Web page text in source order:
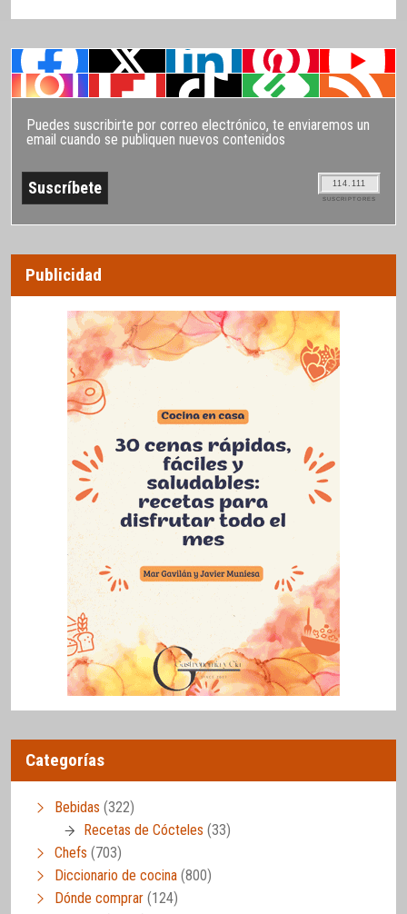
Puedes suscribirte por correo electrónico, te enviaremos un
email cuando se publiquen nuevos contenidos
114.111
SUSCRIPTORES
Publicidad
Categorías
Bebidas (322)
Recetas de Cócteles (33)
Chefs (703)
Diccionario de cocina (800)
Dónde comprar (124)